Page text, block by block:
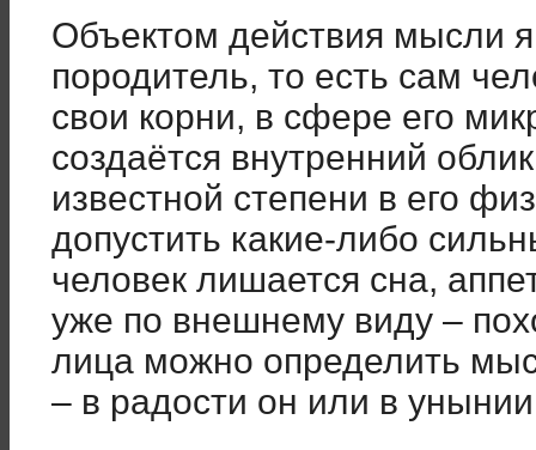
Объектом действия мысли
породитель, то есть сам
свои корни, в сфере его
создаётся внутренний
известной степени в его
допустить какие-либо
человек лишается сна,
уже по внешнему виду –
лица можно определить
– в радости он или в